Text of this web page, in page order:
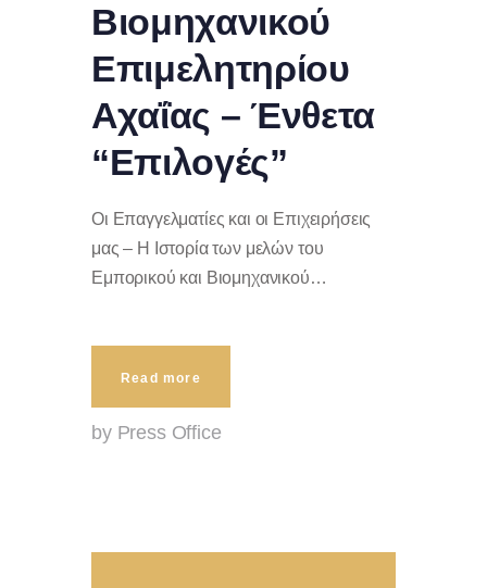
Βιομηχανικού
Επιμελητηρίου
Αχαΐας – Ένθετα
“Επιλογές”
Οι Επαγγελματίες και οι Επιχειρήσεις
μας – Η Ιστορία των μελών του
Εμπορικού και Βιομηχανικού…
Read more
by Press Office